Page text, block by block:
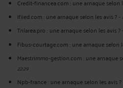
Credit-financea.com : une arnaque selon
Ifiied.com : une arnaque selon les avis ?-
Tnlarea.pro : une arnaque selon les avis ?-
Fibus-courtage.com : une arnaque selon
Maestrimmo-gestion.com : une arnaque
22:29
Npb-france : une arnaque selon les avis ?